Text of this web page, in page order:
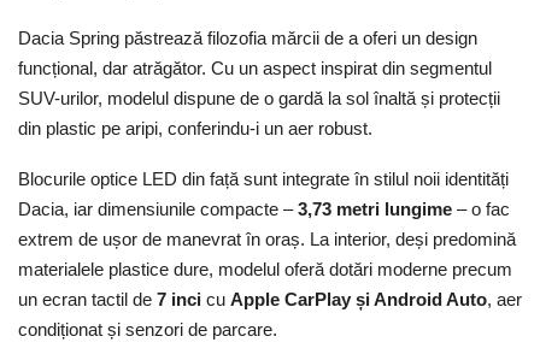
Dacia Spring păstrează filozofia mărcii de a oferi un design
funcțional, dar atrăgător. Cu un aspect inspirat din segmentul
SUV-urilor, modelul dispune de o gardă la sol înaltă și protecții
din plastic pe aripi, conferindu-i un aer robust.
Blocurile optice LED din față sunt integrate în stilul noii identități
Dacia, iar dimensiunile compacte –3,73 metri lungime – o fac
extrem de ușor de manevrat în oraș. La interior, deși predomină
materialele plastice dure, modelul oferă dotări moderne precum
un ecran tactil de 7 inci cu Apple CarPlay și Android Auto, aer
condiționat și senzori de parcare.